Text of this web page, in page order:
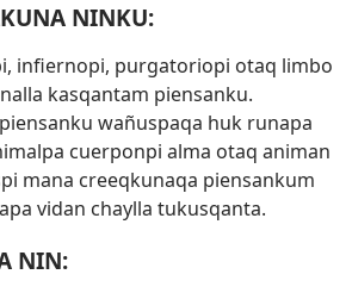
NINKU:
infiernopi, purgatoriopi otaq limbo
kasqantam piensanku.
wañuspaqa huk runapa
cuerponpi alma otaq animan
mana creeqkunaqa piensankum
vidan chaylla tukusqanta.
NIN: